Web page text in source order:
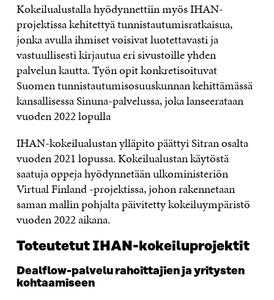
Kokeilualustalla hyödynnettiin myös IHAN-
projektissa kehitettyä tunnistautumisratkaisua,
jonka avulla ihmiset voisivat luotettavasti ja
vastuullisesti kirjautua eri sivustoilleyhden
palvelun kautta.Työn opit konkretisoituvat
Suomen tunnistautumisosuuskunnan kehittämässä
kansallisessaSinuna-palvelussa, jokalanseerataan
vuoden 2022 lopulla
IHAN-kokeilualustan ylläpito päättyi Sitran osalta
vuoden 2021 lopussa. Kokeilualustan käytöstä
saatuja oppeja hyödynnetään ulkoministeriön
Virtual Finland -projektissa, johon rakennetaan
saman mallin pohjalta päivitetty kokeiluympäristö
vuoden 2022 aikana.
Toteutetut IHAN-kokeiluprojektit
Dealflow-palvelu rahoittajien ja yritysten
kohtaamiseen